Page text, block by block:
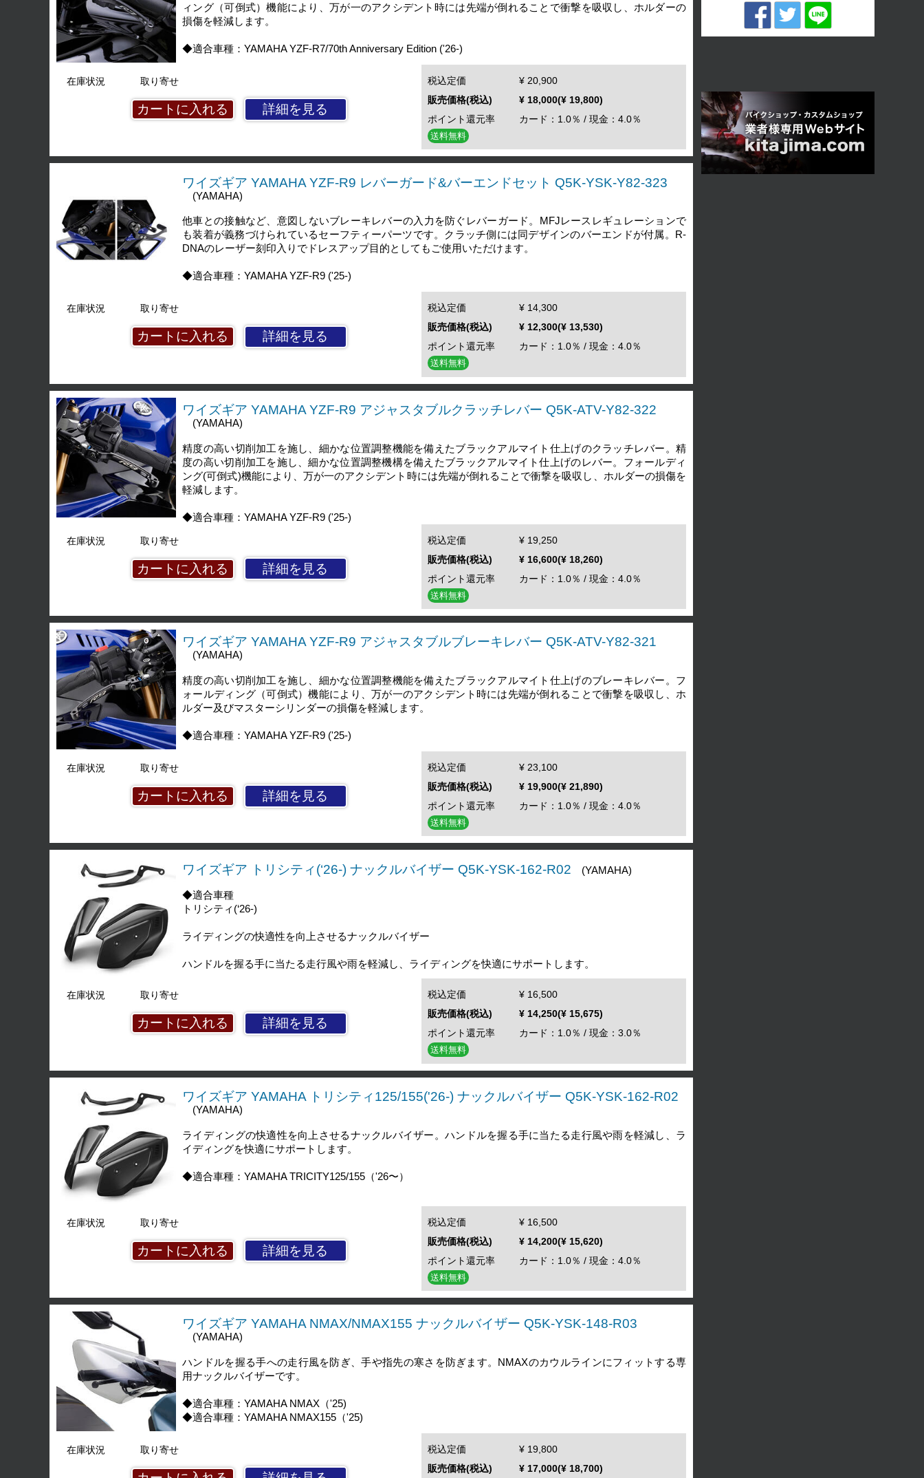
ィング（可倒式）機能により、万が一のアクシデント時には先端が倒れることで衝撃を吸収し、ホルダーの
損傷を軽減します。
◆適合車種：YAMAHA YZF-R7/70th Anniversary Edition ('26-)
在庫状況 取り寄せ
詳細を見る
税込定価
¥ 20,900
販売価格(税込)
¥ 18,000(¥ 19,800)
ポイント還元率
カード：1.0％ / 現金：4.0％
送料無料
ワイズギア YAMAHA YZF-R9 レバーガード&バーエンドセット Q5K-YSK-Y82-323
(YAMAHA)
他車との接触など、意図しないブレーキレバーの入力を防ぐレバーガード。MFJレースレギュレーションで
も装着が義務づけられているセーフティーパーツです。クラッチ側には同デザインのバーエンドが付属。R-
DNAのレーザー刻印入りでドレスアップ目的としてもご使用いただけます。
◆適合車種：YAMAHA YZF-R9 ('25-)
在庫状況 取り寄せ
詳細を見る
税込定価
¥ 14,300
販売価格(税込)
¥ 12,300(¥ 13,530)
ポイント還元率
カード：1.0％ / 現金：4.0％
送料無料
ワイズギア YAMAHA YZF-R9 アジャスタブルクラッチレバー Q5K-ATV-Y82-322
(YAMAHA)
精度の高い切削加工を施し、細かな位置調整機能を備えたブラックアルマイト仕上げのクラッチレバー。精
度の高い切削加工を施し、細かな位置調整機構を備えたブラックアルマイト仕上げのレバー。フォールディ
ング(可倒式)機能により、万が一のアクシデント時には先端が倒れることで衝撃を吸収し、ホルダーの損傷を
軽減します。
◆適合車種：YAMAHA YZF-R9 ('25-)
在庫状況 取り寄せ
詳細を見る
税込定価
¥ 19,250
販売価格(税込)
¥ 16,600(¥ 18,260)
ポイント還元率
カード：1.0％ / 現金：4.0％
送料無料
ワイズギア YAMAHA YZF-R9 アジャスタブルブレーキレバー Q5K-ATV-Y82-321
(YAMAHA)
精度の高い切削加工を施し、細かな位置調整機能を備えたブラックアルマイト仕上げのブレーキレバー。フ
ォールディング（可倒式）機能により、万が一のアクシデント時には先端が倒れることで衝撃を吸収し、ホ
ルダー及びマスターシリンダーの損傷を軽減します。
◆適合車種：YAMAHA YZF-R9 ('25-)
在庫状況 取り寄せ
詳細を見る
税込定価
¥ 23,100
販売価格(税込)
¥ 19,900(¥ 21,890)
ポイント還元率
カード：1.0％ / 現金：4.0％
送料無料
ワイズギア トリシティ(‘26-) ナックルバイザー Q5K-YSK-162-R02 (YAMAHA)
◆適合車種
トリシティ(‘26-)
ライディングの快適性を向上させるナックルバイザー
ハンドルを握る手に当たる走行風や雨を軽減し、ライディングを快適にサポートします。
在庫状況 取り寄せ
詳細を見る
税込定価
¥ 16,500
販売価格(税込)
¥ 14,250(¥ 15,675)
ポイント還元率
カード：1.0％ / 現金：3.0％
送料無料
ワイズギア YAMAHA トリシティ125/155('26-) ナックルバイザー Q5K-YSK-162-R02
(YAMAHA)
ライディングの快適性を向上させるナックルバイザー。ハンドルを握る手に当たる走行風や雨を軽減し、ラ
イディングを快適にサポートします。
◆適合車種：YAMAHA TRICITY125/155（'26〜）
在庫状況 取り寄せ
詳細を見る
税込定価
¥ 16,500
販売価格(税込)
¥ 14,200(¥ 15,620)
ポイント還元率
カード：1.0％ / 現金：4.0％
送料無料
ワイズギア YAMAHA NMAX/NMAX155 ナックルバイザー Q5K-YSK-148-R03
(YAMAHA)
ハンドルを握る手への走行風を防ぎ、手や指先の寒さを防ぎます。NMAXのカウルラインにフィットする専
用ナックルバイザーです。
◆適合車種：YAMAHA NMAX（'25)
◆適合車種：YAMAHA NMAX155（'25)
在庫状況 取り寄せ 税込定価
¥ 19,800
販売価格(税込)
¥ 17,000(¥ 18,700)